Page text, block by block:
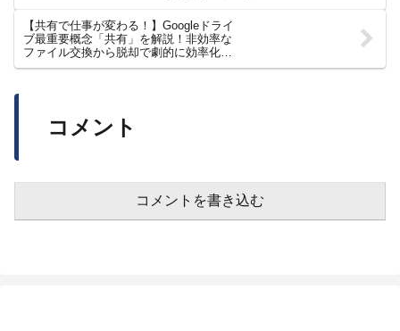
【共有で仕事が変わる！】Googleドライ
ブ最重要概念「共有」を解説！非効率な
ファイル交換から脱却で劇的に効率化
【Google Workspace/ファイル共有/検
コメント
コメントを書き込む